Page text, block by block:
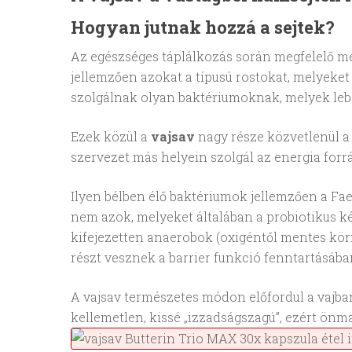
Hogyan jutnak hozzá a sejtek?
Az egészséges táplálkozás során megfelelő
jellemzően azokat a típusú rostokat,
szolgálnak olyan baktériumoknak, melyek
Ezek közül a vajsav nagy része közvetlenül
szervezet más helyein szolgál az energia
Ilyen bélben élő baktériumok jellemzően a
nem azok, melyeket általában a probiotikus
kifejezetten anaerobok (oxigéntől mentes
részt vesznek a barrier funkció
A vajsav természetes módon előfordul a
kellemetlen, kissé „izzadságszagú”, ezért